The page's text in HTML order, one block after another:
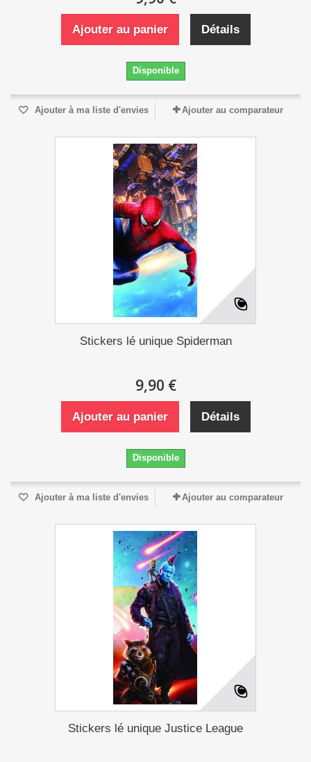
Ajouter au panier Détails
Disponible
Ajouter à ma liste d'envies Ajouter au comparateur
Stickers lé unique Spiderman
9,90 €
Ajouter au panier Détails
Disponible
Ajouter à ma liste d'envies Ajouter au comparateur
Stickers lé unique Justice League